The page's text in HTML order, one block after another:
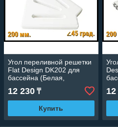
Угол переливной решетки
Flat Design DK202 для
бассейна (Белая,
Размеры: 200x25, 45
град.)
12 230 ₸
Купить
12